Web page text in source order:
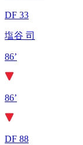
DF 33
塩谷 司
86’
86’
DF 88